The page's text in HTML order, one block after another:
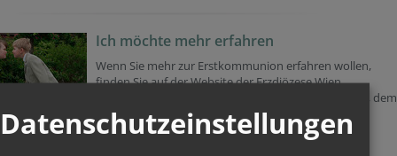
Ich möchte mehr erfahren
Wenn Sie mehr zur Erstkommunion erfahren wollen,
finden Sie auf der Website der Erzdiözese Wien
umfangreiche Informationen zu den Hintergründen, dem
Ablauf, der Vorbereitung und der Feier dieses
Sakraments.
Datenschutzeinstellungen